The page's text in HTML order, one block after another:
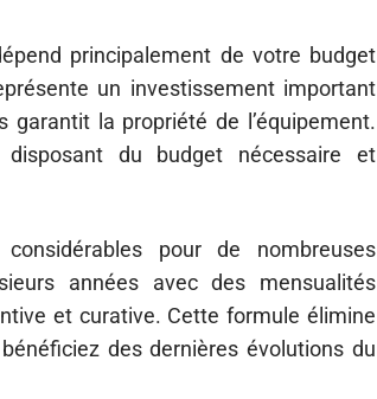
principalement de votre budget
un investissement important
la propriété de l’équipement.
du budget nécessaire et
pour de nombreuses
années avec des mensualités
et curative. Cette formule élimine
des dernières évolutions du